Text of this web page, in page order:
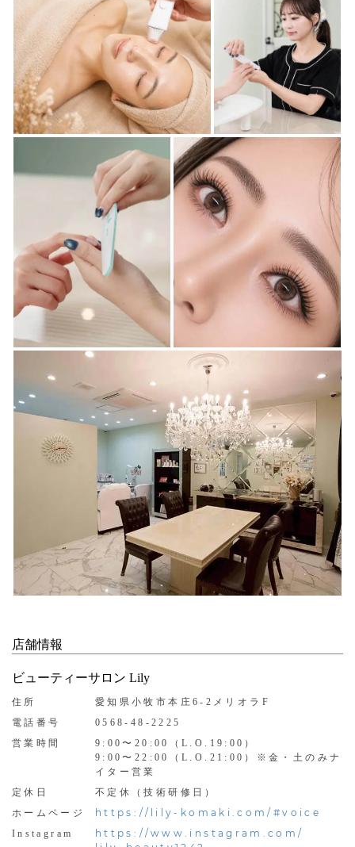
店舗情報
ビューティーサロン Lily
住所
愛知県小牧市本庄6-2メリオラF
電話番号
0568-48-2225
営業時間
9:00〜20:00（L.O.19:00）
9:00〜22:00（L.O.21:00）※金・土のみナ
イター営業
定休日
不定休（技術研修日）
ホームページ
https://lily-komaki.com/#voice
Instagram
https://www.instagram.com/